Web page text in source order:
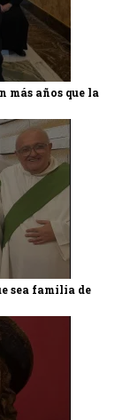
más años que la
sea familia de